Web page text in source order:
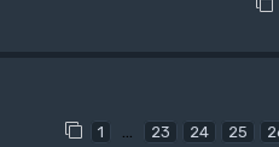
1 … 23 24 25